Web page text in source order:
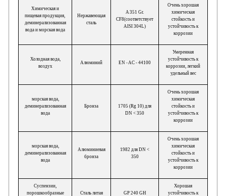
Химическая и
пищевая продукция,
деминерализованная
вода и морская вода
Нержавеющая
сталь
A 351 Gr.
CF8(соответствует
AISI 304L)
Очень хорошая
химическая
стойкость и
устойчивость к
коррозии
Холодная вода,
воздух
Алюминий EN - AC - 44100
Умеренная
устойчивость к
коррозии, легкий
удельный вес
морская вода,
деминерализованная
вода
Бронза
1705 (Rg 10) для
DN < 350
Очень хорошая
химическая
стойкость и
устойчивость к
коррозии
морская вода,
деминерализованная
вода
Алюминиевая
бронза
1982 для DN <
350
Очень хорошая
химическая
стойкость и
устойчивость к
коррозии
Суспензии,
порошкообразные
Сталь литая GP 240 GH
Хорошая
устойчивость к